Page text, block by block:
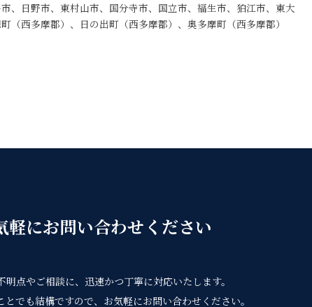
、日野市、東村山市、国分寺市、国立市、福生市、狛江市、東大
西多摩郡）、日の出町（西多摩郡）、奥多摩町（西多摩郡）
軽にお問い合わせください
明点やご相談に、迅速かつ丁寧に対応いたします。
とでも結構ですので、お気軽にお問い合わせください。